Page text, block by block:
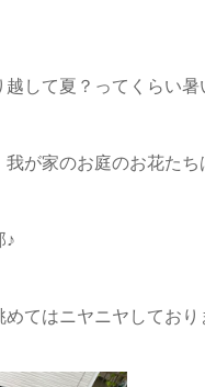
して夏？ってくらい暑
が家のお庭のお花たち
♪
てはニヤニヤしており